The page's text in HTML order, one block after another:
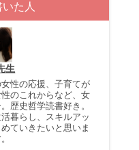
た人
生
性の応援、子育てが
のこれからなど、女
歴史哲学読書好き。
暮らし、スキルアッ
ていきたいと思いま